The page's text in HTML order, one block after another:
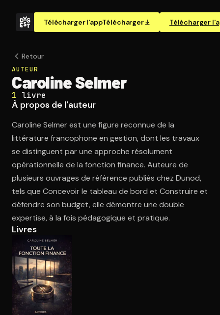
Télécharger l'appTélécharger Télécharger
Ouvre l'app Appareil photo, pointe sur le code. C'est gratuit à
Retour
AUTEUR
Caroline Selmer
1 livre
À propos de l'auteur
Caroline Selmer est une figure reconnue de la
littérature francophone en gestion, dont les travaux
se distinguent par une approche résolument
opérationnelle de la fonction finance. Auteure de
plusieurs ouvrages de référence publiés chez Dunod,
tels que Concevoir le tableau de bord et Construire et
défendre son budget, elle démontre une double
expertise, à la fois pédagogique et pratique.
Livres